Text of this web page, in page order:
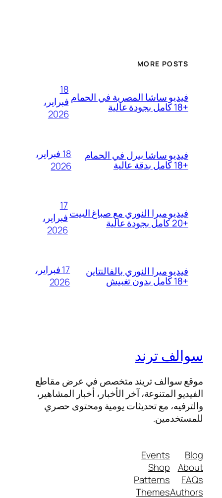
MORE POSTS
فيديو ساشا المصرية في الحمام
+18 كامل بجودة عالية
18
فبراير،
2026
فيديو ساشا بيرل في الحمام
+18 كامل بدقة عالية
18 فبراير،
2026
فيديو ميرا النوري مع صباغ البيت
+20 كامل بجودة عالية
17
فبراير،
2026
فيديو ميرا النوري بالفالنتاين
+18 كامل بدون تغبيش
17 فبراير،
2026
سوالف ترند
موقع سوالف تريند متخصص في عرض مقاطع
الفيديو المتنوعة، آخر الأخبار، أخبار المشاهير،
والترفيه، مع تحديثات يومية ومحتوى حصري
للمستخدمين.
Blog
About
FAQs
Authors
Events
Shop
Patterns
Themes